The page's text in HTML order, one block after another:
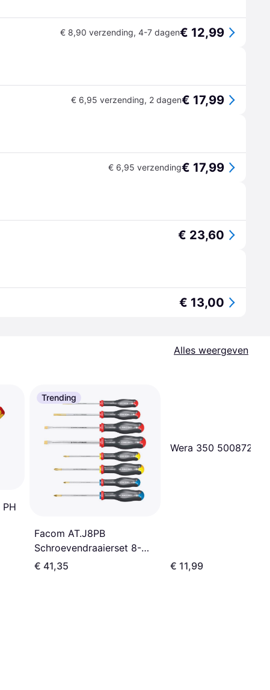
€ 8,90 verzending, 4-7 dagen€ 12,99
€ 6,95 verzending, 2 dagen€ 17,99
€ 6,95 verzending€ 17,99
€ 23,60
€ 13,00
Alles weergeven
Trending
Facom AT.J8PB
Schroevendraaierset 8-
delig (plat en kruis)
€ 41,35
Wera 350
€ 11,99